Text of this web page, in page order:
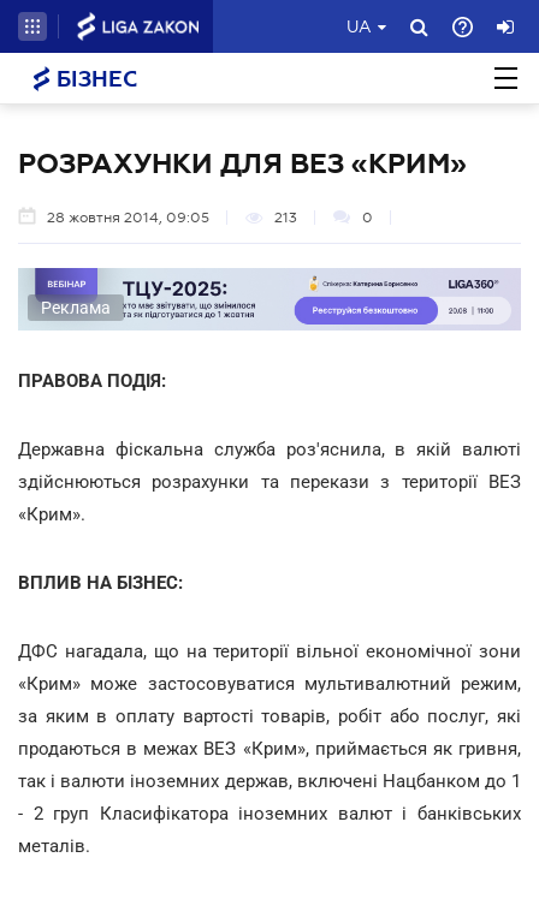
UA
БІЗНЕС
РОЗРАХУНКИ ДЛЯ ВЕЗ «КРИМ»
28 жовтня 2014, 09:05 213 0
Реклама
ПРАВОВА ПОДІЯ:
Державна фіскальна служба роз'яснила, в якій валюті
здійснюються розрахунки та перекази з території ВЕЗ
«Крим».
ВПЛИВ НА БІЗНЕС:
ДФС нагадала, що на території вільної економічної зони
«Крим» може застосовуватися мультивалютний режим,
за яким в оплату вартості товарів, робіт або послуг, які
продаються в межах ВЕЗ «Крим», приймається як гривня,
так і валюти іноземних держав, включені Нацбанком до 1
- 2 груп Класифікатора іноземних валют і банківських
металів.